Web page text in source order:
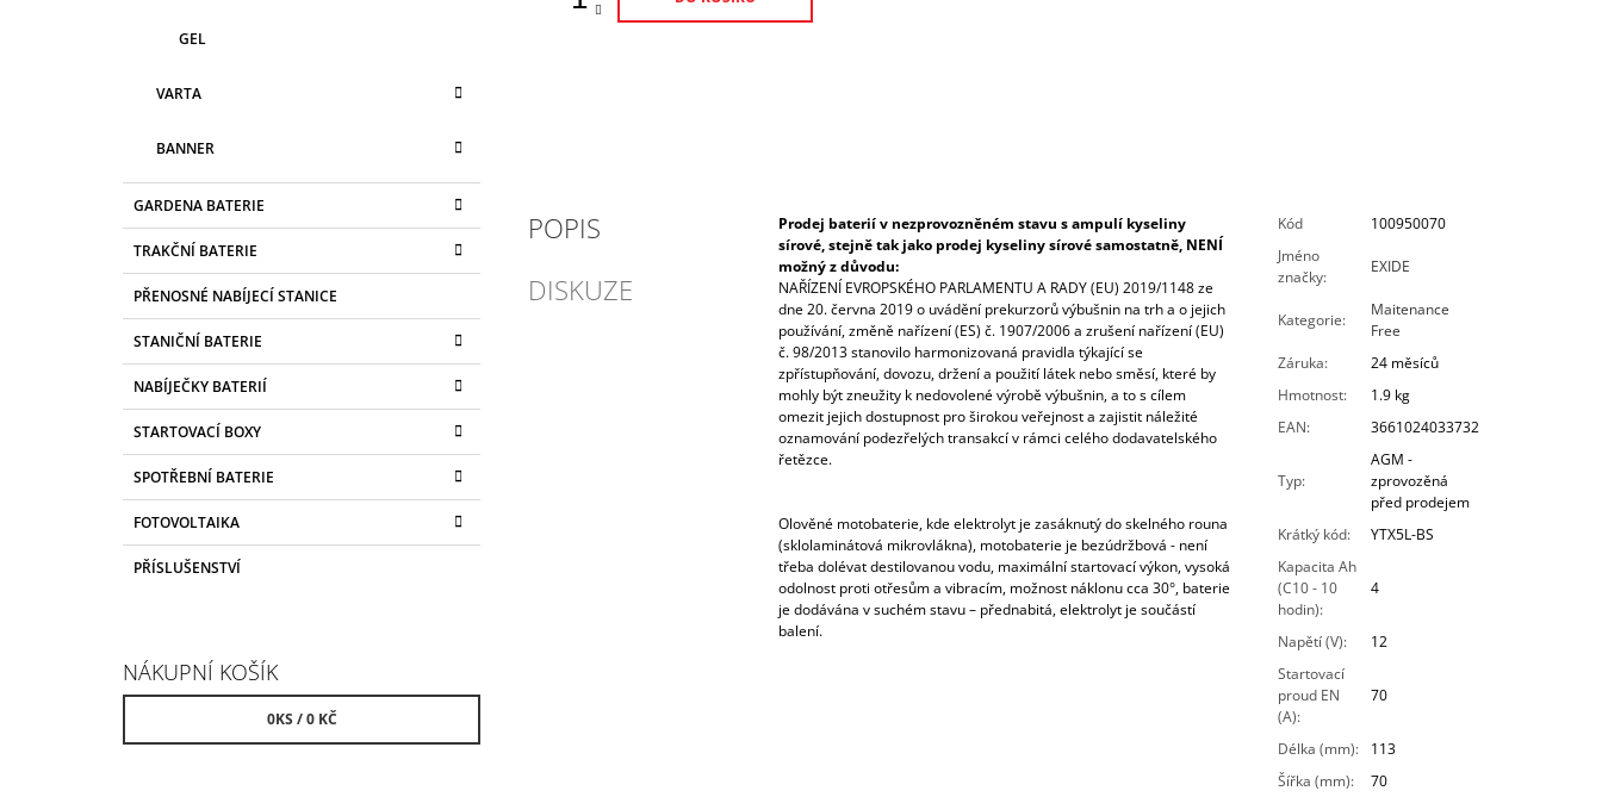
GEL
VARTA
BANNER
GARDENA BATERIE
TRAKČNÍ BATERIE
PŘENOSNÉ NABÍJECÍ STANICE
STANIČNÍ BATERIE
NABÍJEČKY BATERIÍ
STARTOVACÍ BOXY
SPOTŘEBNÍ BATERIE
FOTOVOLTAIKA
PŘÍSLUŠENSTVÍ
NÁKUPNÍ KOŠÍK
0KS /0 KČ
POPIS
DISKUZE
Prodej baterií v nezprovozněném stavu s ampulí kyseliny
sírové, stejně tak jako prodej kyseliny sírové samostatně, NENÍ
možný z důvodu:
NAŘÍZENÍ EVROPSKÉHO PARLAMENTU A RADY (EU) 2019/1148 ze
dne 20. června 2019 o uvádění prekurzorů výbušnin na trh a o jejich
používání, změně nařízení (ES) č. 1907/2006 a zrušení nařízení (EU)
č. 98/2013 stanovilo harmonizovaná pravidla týkající se
zpřístupňování, dovozu, držení a použití látek nebo směsí, které by
mohly být zneužity k nedovolené výrobě výbušnin, a to s cílem
omezit jejich dostupnost pro širokou veřejnost a zajistit náležité
oznamování podezřelých transakcí v rámci celého dodavatelského
řetězce.
Olověné motobaterie, kde elektrolyt je zasáknutý do skelného rouna
(sklolaminátová mikrovlákna), motobaterie je bezúdržbová - není
třeba dolévat destilovanou vodu, maximální startovací výkon, vysoká
odolnost proti otřesům a vibracím, možnost náklonu cca 30°, baterie
je dodávána v suchém stavu – přednabitá, elektrolyt je součástí
balení.
Kód
100950070
Jméno
značky:
EXIDE
Kategorie:
Maitenance
Free
Záruka:
24 měsíců
Hmotnost:
1.9 kg
EAN: 3661024033732
Typ:
AGM -
zprovozěná
před prodejem
Krátký kód:
YTX5L-BS
Kapacita Ah
(C10 - 10
hodin):
4
Napětí (V):
12
Startovací
proud EN
(A):
70
Délka (mm):
113
Šířka (mm):
70